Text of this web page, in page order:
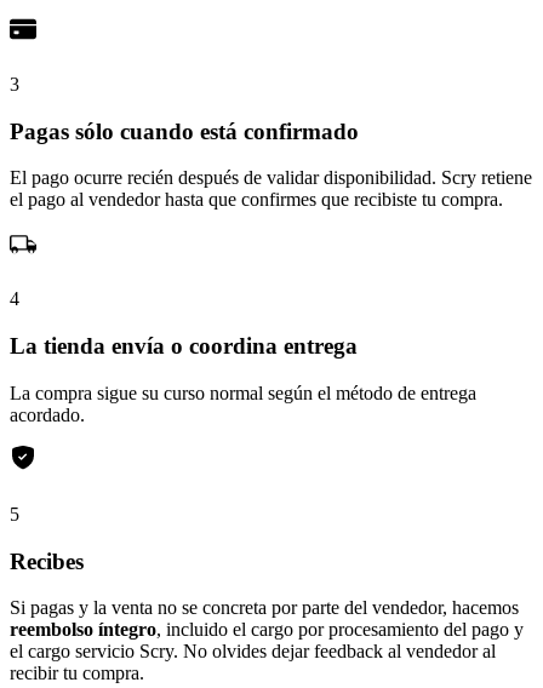
3
Pagas sólo cuando está confirmado
El pago ocurre recién después de validar disponibilidad. Scry retiene
el pago al vendedor hasta que confirmes que recibiste tu compra.
4
La tienda envía o coordina entrega
La compra sigue su curso normal según el método de entrega
acordado.
5
Recibes
Si pagas y la venta no se concreta por parte del vendedor, hacemos
reembolso íntegro, incluido el cargo por procesamiento del pago y
el cargo servicio Scry. No olvides dejar feedback al vendedor al
recibir tu compra.